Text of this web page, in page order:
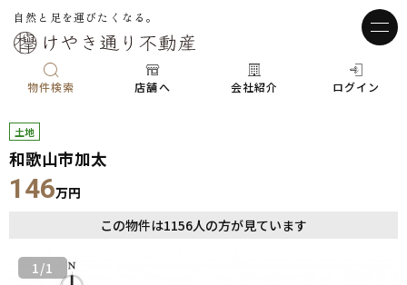
自然と足を運びたくなる。
物件検索 店舗へ 会社紹介 ログイン
土地
和歌山市加太
146万円
この物件は1156人の方が見ています
1/1